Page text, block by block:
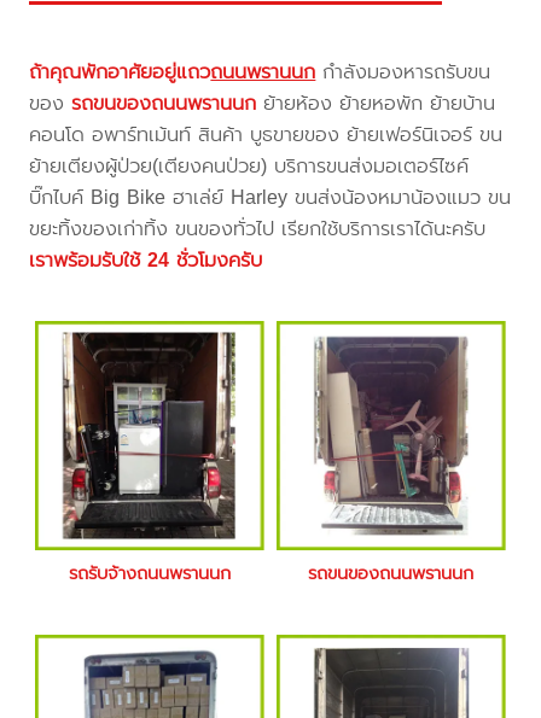
ถ้าคุณพักอาศัยอยู่แถวถนนพรานนก กำลังมองหารถรับขน
ของรถขนของถนนพรานนก ย้ายห้อง ย้ายหอพัก ย้ายบ้าน
คอนโด อพาร์ทเม้นท์ สินค้า บูธขายของ ย้ายเฟอร์นิเจอร์ ขน
ย้ายเตียงผู้ป่วย(เตียงคนป่วย) บริการขนส่งมอเตอร์ไซค์
บิ๊กไบค์ Big Bike ฮาเล่ย์ Harley ขนส่งน้องหมาน้องแมว ขน
ขยะทิ้งของเก่าทิ้ง ขนของทั่วไป เรียกใช้บริการเราได้นะครับ
เราพร้อมรับใช้ 24 ชั่วโมงครับ
รถรับจ้างถนนพรานนก รถขนของถนนพรานนก